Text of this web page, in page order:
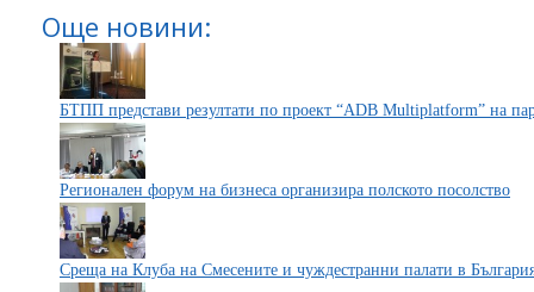
Още новини:
БТПП представи резултати по проект “ADB Multiplatform” на
Регионален форум на бизнеса организира полското посолство
Среща на Клуба на Смесените и чуждестранни палати в